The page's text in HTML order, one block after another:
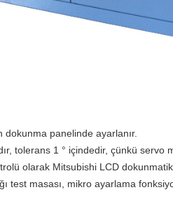
panelinde ayarlanır.
tolerans 1 ° içindedir, çünkü
olarak Mitsubishi LCD
test masası, mikro ayarlama